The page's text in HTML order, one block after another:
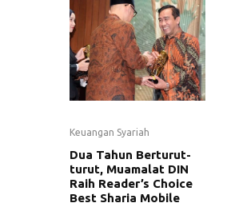
Keuangan Syariah
Dua Tahun Berturut-
turut, Muamalat DIN
Raih Reader’s Choice
Best Sharia Mobile